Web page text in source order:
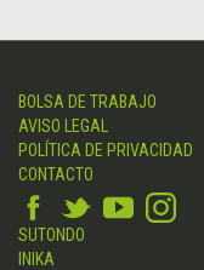
BOLSA DE TRABAJO
AVISO LEGAL
POLÍTICA DE PRIVACIDAD
CONTACTO
SUTONDO
INIKA